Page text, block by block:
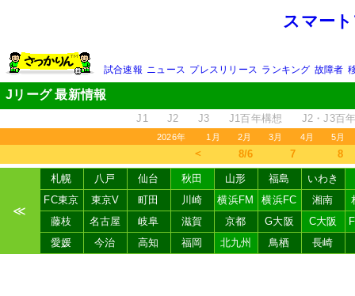
スマー
試合速報 ニュース プレスリリース ランキング 故障者
Jリーグ 最新情報
J1 J2 J3 J1百年構想 J2・J3百
2026年 1月 2月 3月 4月 5月
＜ 8/6 7 8
≪
札幌 八戸 仙台 秋田 山形 福島
いわき
FC東京
東京V 町田 川崎 横浜FM 横浜FC 湘南
藤枝
名古屋 岐阜 滋賀 京都 G大阪 C大阪
愛媛
今治 高知 福岡 北九州 鳥栖 長崎